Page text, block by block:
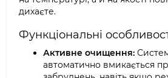
дихаєте.
Функціональні
Активне очищення:
автоматично вмикається